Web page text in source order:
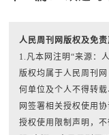
人民周刊网版权及免责
1.凡本网注明“来源：
版权均属于人民周刊
何单位及个人不得转
网签署相关授权使用
授权使用限制声明，